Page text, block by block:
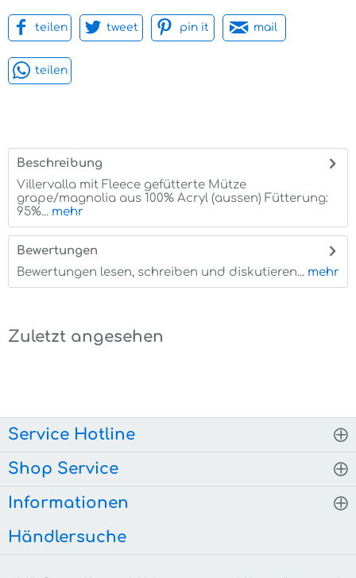
teilen tweet pin it mail
teilen
Beschreibung
Villervalla mit Fleece gefütterte Mütze
grape/magnolia aus 100% Acryl (aussen) Fütterung:
95%... mehr
Bewertungen
Bewertungen lesen, schreiben und diskutieren... mehr
Zuletzt angesehen
Service Hotline
Shop Service
Informationen
Händlersuche